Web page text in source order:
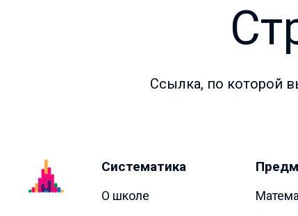
Ссылка, по которой
Систематика
О школе